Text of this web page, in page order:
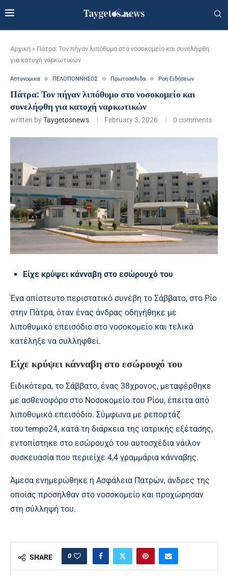
Αρχική » Πάτρα: Τον πήγαν λιπόθυμο στο νοσοκομείο και συνελήφθη
για κατοχή ναρκωτικών
Αστυνομικα ΠΕΛΟΠΟΝΝΗΣΟΣ Πρωτοσελιδα Ροη Ειδήσεων
Πάτρα: Τον πήγαν λιπόθυμο στο νοσοκομείο και
συνελήφθη για κατοχή ναρκωτικών
written byTaygetosnews February 3, 2026 0 comments
Είχε κρύψει κάνναβη στο εσώρουχό του
Ένα απίστευτο περιστατικό συνέβη το Σάββατο, στο Ρίο
στην Πάτρα, όταν ένας άνδρας οδηγήθηκε με
λιποθυμικό επεισόδιο στο νοσοκομείο και τελικά
κατέληξε να συλληφθεί.
Είχε κρύψει κάνναβη στο εσώρουχό του
Ειδικότερα, το Σάββατο, ένας 38χρονος, μεταφέρθηκε
με ασθενοφόρο στο Νοσοκομείο του Ρίου, έπειτα από
λιποθυμικό επεισόδιο. Σύμφωνα με ρεπορτάζ
του tempo24, κατά τη διάρκεια της ιατρικής εξέτασης,
εντοπίστηκε στο εσώρουχό του αυτοσχέδια νάιλον
συσκευασία που περιείχε 4,4 γραμμάρια κάνναβης.
Άμεσα ενημερώθηκε η Ασφάλεια Πατρών, άνδρες της
οποίας προσήλθαν στο νοσοκομείο και προχώρησαν
στη σύλληψή του.
SHARE 0